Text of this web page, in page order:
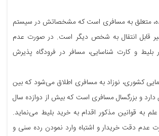
متعلق به مسافری است که مشخصاتش در سیستم
قابل انتقال به شخص دیگر است. در صورت عدم
بلیط و کارت شناسایی، مسافر در فرودگاه پذیرش
کشوری، نوزاد به مسافری اطلاق می‌شود که بین
دارد و بزرگسال مسافری است که بیش از دوازده سال
به قوانین مذکور اقدام به خرید بلیط می‌نماید.
دقت خریدار و اشتباه وارد نمودن رده‌ سنی و